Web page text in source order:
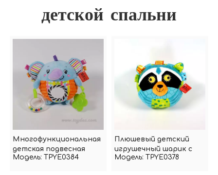
детской спальни
Многофункциональная
детская подвесная
погремушка
Модель: TPYE0384
Плюшевый детский
игрушечный шарик с
кольцом
Модель: TPYE0378